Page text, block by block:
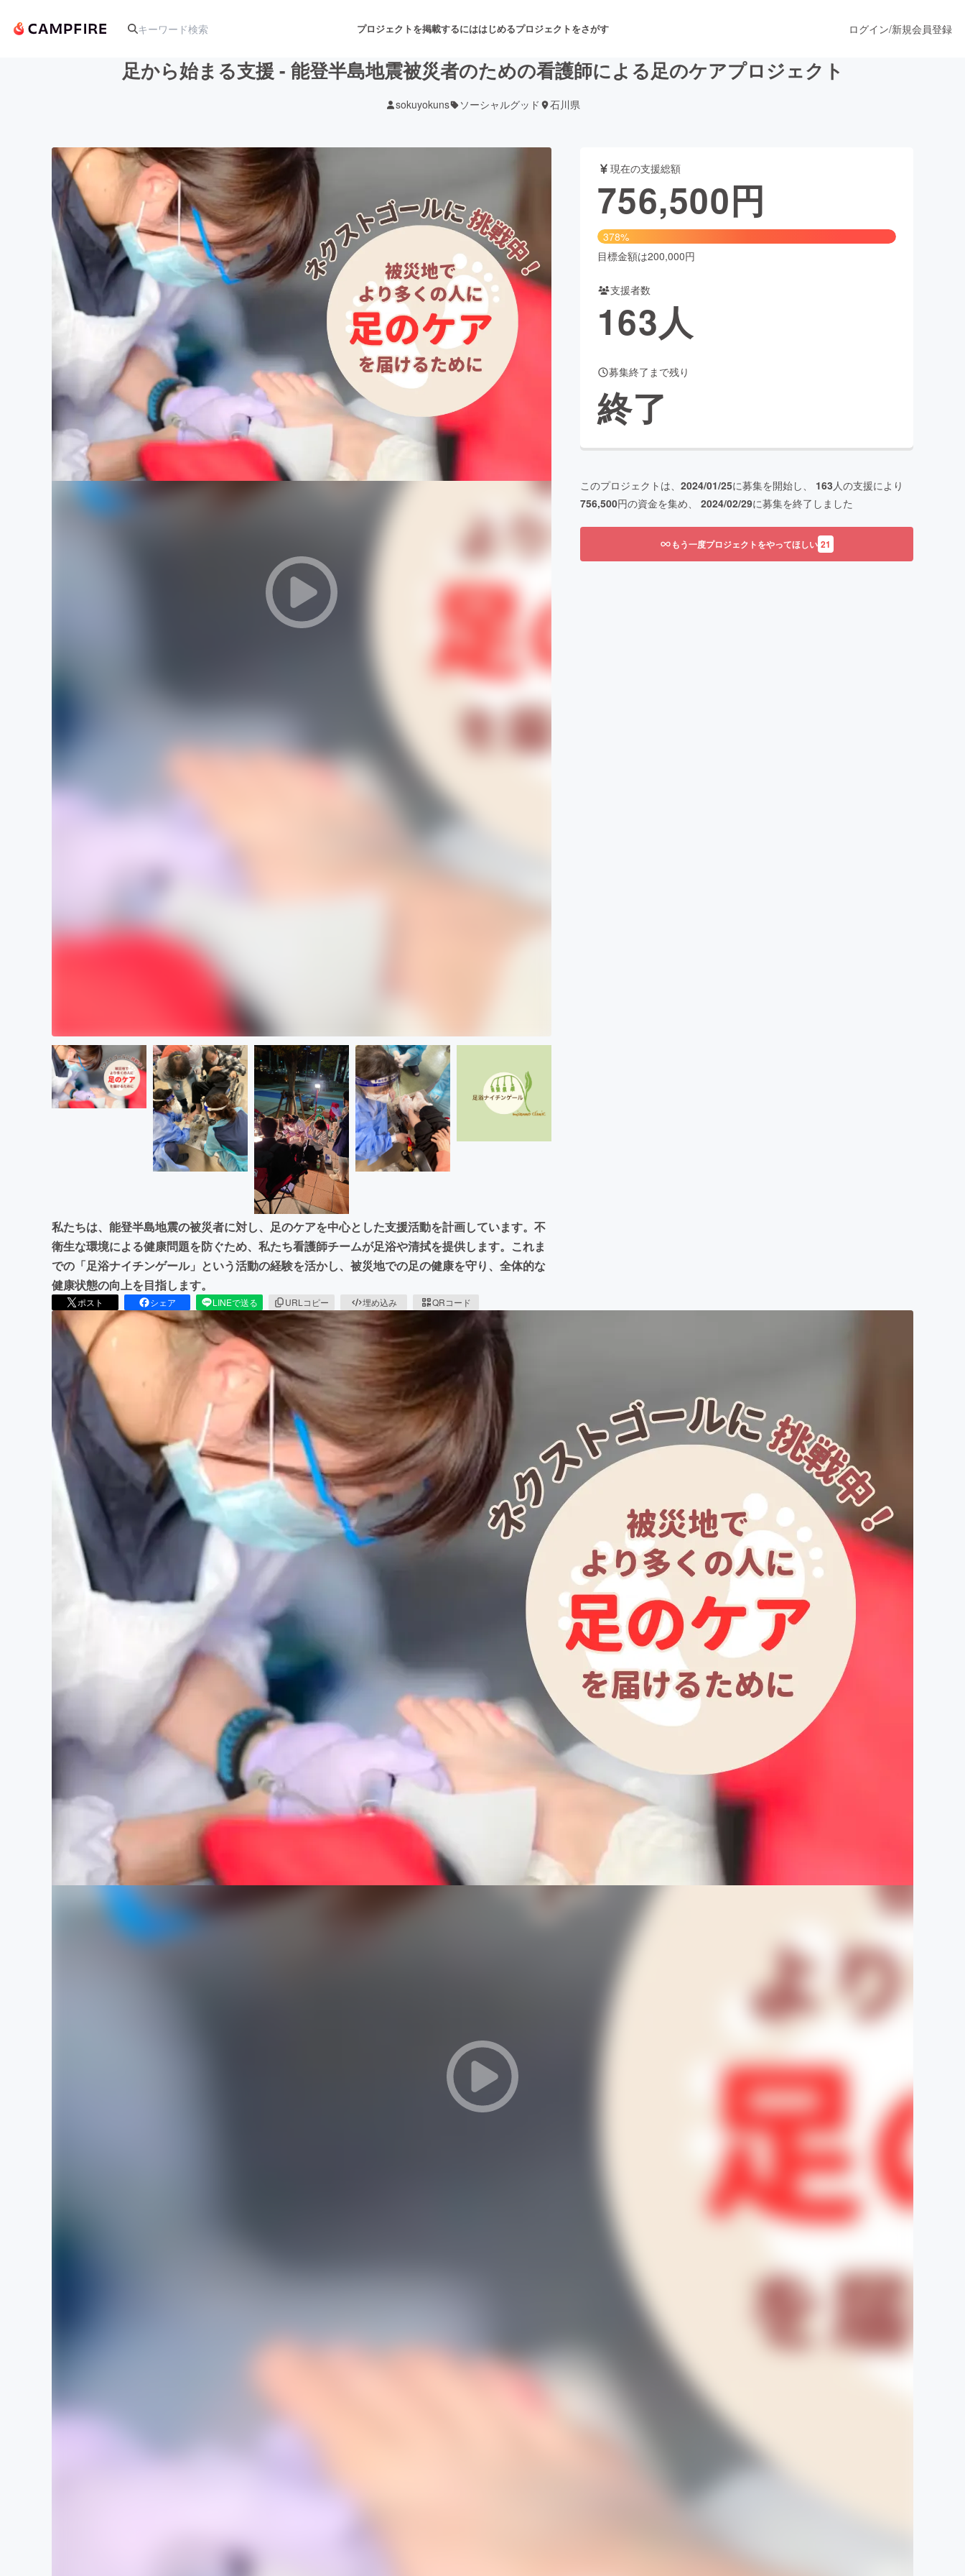
プロジェクトを掲載するにははじめるプロジェクトをさがす
アート・写真 舞台・パフォーマンス
テクノロジー・ガジェット ゲーム・サービス開発 ファッション
映像・映画 書籍・雑誌出版
ビジネス・起業 チャレンジ ビューティー・ヘルスケア
まちづくり・地域活性化
CAMPFIRE for Social GoodCAMPFIRE Creation
CAMPFIREふるさと納税
ログイン/新規会員登録
足から始まる支援 - 能登半島地震被災者のための看護師による足のケアプロジェクト
sokuyokuns ソーシャルグッド 石川県
私たちは、能登半島地震の被災者に対し、足のケアを中心とした支援活動を計画しています。不
衛生な環境による健康問題を防ぐため、私たち看護師チームが足浴や清拭を提供します。これま
での「足浴ナイチンゲール」という活動の経験を活かし、被災地での足の健康を守り、全体的な
健康状態の向上を目指します。
ポスト シェア LINEで送る URLコピー 埋め込み QRコード
現在の支援総額
756,500円
378%
目標金額は200,000円
支援者数
163人
募集終了まで残り
終了
このプロジェクトは、 2024/01/25に募集を開始し、 163人の支援により
756,500円の資金を集め、 2024/02/29に募集を終了しました
もう一度プロジェクトをやってほしい 21